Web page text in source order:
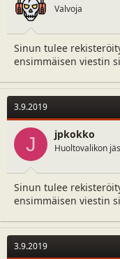
Valvoja
Sinun tulee
ensimmäisen viestin
3.9.2019
J jpkokko
Huoltovalikon
Sinun tulee
ensimmäisen viestin
3.9.2019